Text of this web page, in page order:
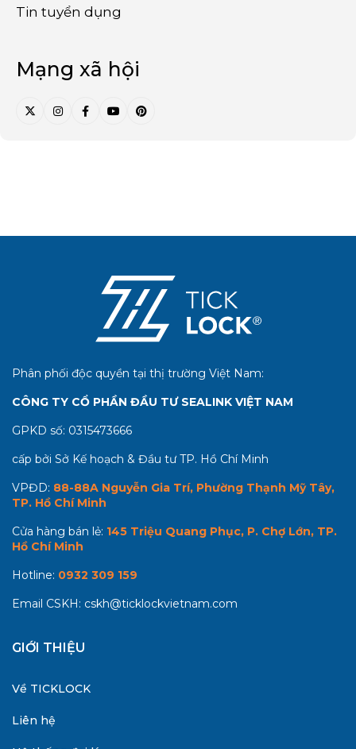
Tin tuyển dụng
Mạng xã hội
Phân phối độc quyền tại thị trường Việt Nam:
CÔNG TY CỔ PHẦN ĐẦU TƯ SEALINK VIỆT NAM
GPKD số: 0315473666
cấp bởi Sở Kế hoạch & Đầu tư TP. Hồ Chí Minh
VPĐD: 88-88A Nguyễn Gia Trí, Phường Thạnh Mỹ Tây,
TP. Hồ Chí Minh
Cửa hàng bán lẻ: 145 Triệu Quang Phục, P. Chợ Lớn, TP.
Hồ Chí Minh
Hotline: 0932 309 159
Email CSKH: cskh@ticklockvietnam.com
GIỚI THIỆU
Về TICKLOCK
Liên hệ